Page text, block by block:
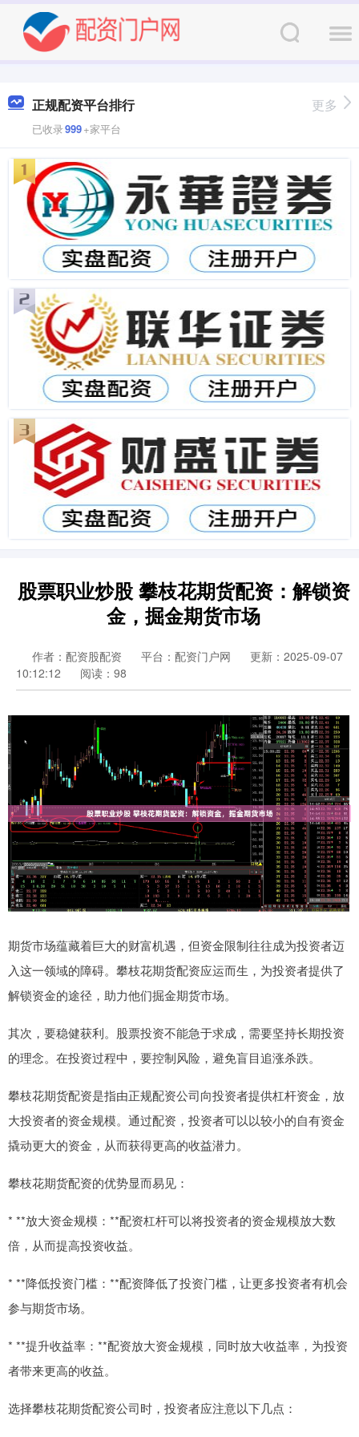
正规配资平台排行
已收录999+家平台
更多
股票职业炒股 攀枝花期货配资：解锁资
金，掘金期货市场
作者：配资股配资 平台：配资门户网
更新：2025-09-07
10:12:12
阅读：98
期货市场蕴藏着巨大的财富机遇，但资金限制往往成为投资者迈
入这一领域的障碍。攀枝花期货配资应运而生，为投资者提供了
解锁资金的途径，助力他们掘金期货市场。
其次，要稳健获利。股票投资不能急于求成，需要坚持长期投资
的理念。在投资过程中，要控制风险，避免盲目追涨杀跌。
攀枝花期货配资是指由正规配资公司向投资者提供杠杆资金，放
大投资者的资金规模。通过配资，投资者可以以较小的自有资金
撬动更大的资金，从而获得更高的收益潜力。
攀枝花期货配资的优势显而易见：
* **放大资金规模：**配资杠杆可以将投资者的资金规模放大数
倍，从而提高投资收益。
* **降低投资门槛：**配资降低了投资门槛，让更多投资者有机会
参与期货市场。
* **提升收益率：**配资放大资金规模，同时放大收益率，为投资
者带来更高的收益。
选择攀枝花期货配资公司时，投资者应注意以下几点：